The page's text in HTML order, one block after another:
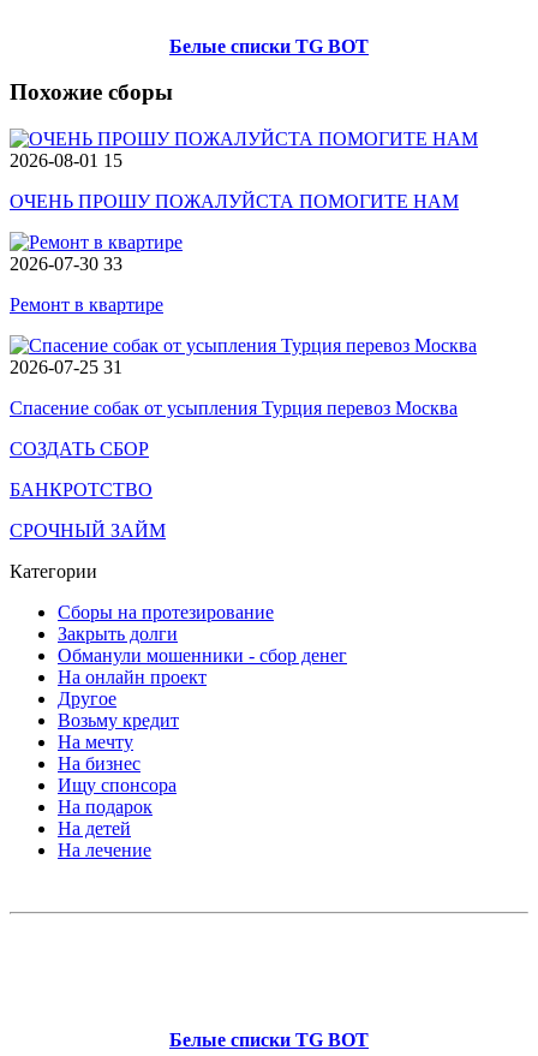
Белые списки TG BOT
Похожие сборы
2026-08-01 15
ОЧЕНЬ ПРОШУ ПОЖАЛУЙСТА ПОМОГИТЕ НАМ
2026-07-30 33
Ремонт в квартире
2026-07-25 31
Спасение собак от усыпления Турция перевоз Москва
СОЗДАТЬ СБОР
БАНКРОТСТВО
СРОЧНЫЙ ЗАЙМ
Категории
Сборы на протезирование
Закрыть долги
Обманули мошенники - сбор денег
На онлайн проект
Другое
Возьму кредит
На мечту
На бизнес
Ищу спонсора
На подарок
На детей
На лечение
Белые списки TG BOT